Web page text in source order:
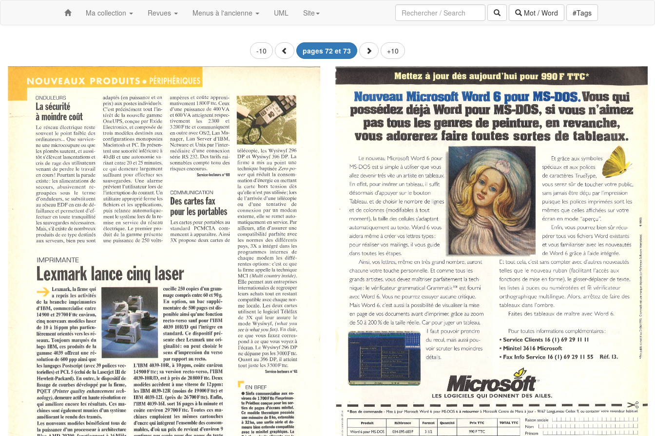
Ma collection Revues Menus à l'ancienne UML Site Mot / Word #Tags
-10 pages 72 et 73 +10